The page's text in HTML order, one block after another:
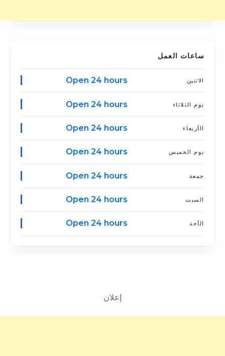
ساعات العمل
الاثنين Open 24 hours
يوم الثلاثاء Open 24 hours
الأربعاء Open 24 hours
يوم الخميس Open 24 hours
جمعة Open 24 hours
السبت Open 24 hours
الأحد Open 24 hours
إعلان